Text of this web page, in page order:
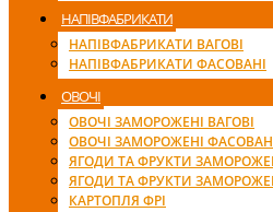
НАПІВФАБРИКАТИ
НАПІВФАБРИКАТИ ВАГОВІ
НАПІВФАБРИКАТИ ФАСОВАНІ
ОВОЧІ
ОВОЧІ ЗАМОРОЖЕНІ ВАГОВІ
ОВОЧІ ЗАМОРОЖЕНІ
ЯГОДИ ТА ФРУКТИ
ЯГОДИ ТА ФРУКТИ
КАРТОПЛЯ ФРІ